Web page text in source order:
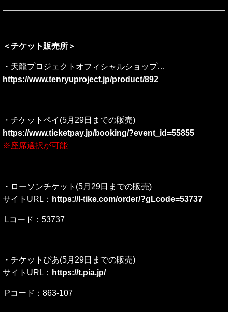
＜チケット販売所＞
・天龍プロジェクトオフィシャルショップ…
https://www.tenryuproject.jp/product/892
・チケットペイ (5月29日までの販売)
https://www.ticketpay.jp/booking/?event_id=55855
※座席選択が可能
・ローソンチケット (5月29日までの販売)
サイトURL： https://l-tike.com/order/?gLcode=53737
Lコード：53737
・チケットぴあ(5月29日までの販売)
サイトURL： https://t.pia.jp/
Pコード：863-107